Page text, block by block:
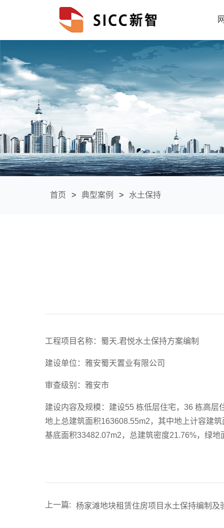
首页 > 典型案例 > 水土保持
工程项目名称：蜀天.君悦水土保持方案编制
建设单位：雅安蜀天置业有限公司
审查级别：雅安市
建设内容及规模：建设55 栋低层住宅，36 栋高
地上总建筑面积163608.55m2，其中地上计容建
基底面积33482.07m2，总建筑密度21.76%，绿
上一篇: 杨家滩地块租赁住房项目水土保持编制及